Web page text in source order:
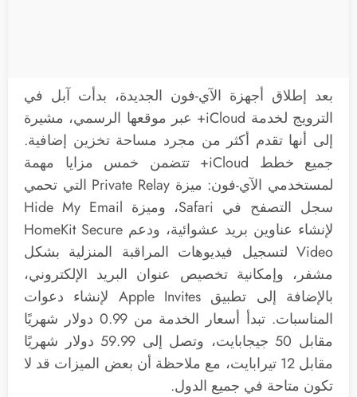
بعد إطلاق أجهزة الآي-فون الجديدة، بدأت آبل في
الترويج لخدمة iCloud+ عبر موقعها الرسمي، مشيرة
إلى أنها تقدم أكثر من مجرد مساحة تخزين إضافية.
جميع خطط iCloud+ تتضمن خمس مزايا مهمة
لمستخدمي الآي-فون: ميزة Private Relay التي تحمي
سجل التصفح في Safari، وميزة Hide My Email
لإنشاء عناوين بريد عشوائية، ودعم HomeKit Secure
Video لتسجيل فيديوهات المراقبة المنزلية بشكل
مشفر، وإمكانية تخصيص عنوان البريد الإلكتروني،
بالإضافة إلى تطبيق Apple Invites لإنشاء دعوات
المناسبات. تبدأ أسعار الخدمة من 0.99 دولار شهريًا
مقابل 50 جيجابايت، وتصل إلى 59.99 دولار شهريًا
مقابل 12 تيرابايت، مع ملاحظة أن بعض الميزات قد لا
تكون متاحة في جميع الدول.